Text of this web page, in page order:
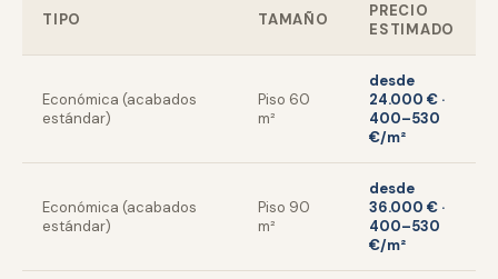
TIPO TAMAÑO
PRECIO
ESTIMADO
Económica (acabados
estándar)
Piso 60
m²
desde
24.000 € ·
400–530
€/m²
Económica (acabados
estándar)
Piso 90
m²
desde
36.000 € ·
400–530
€/m²